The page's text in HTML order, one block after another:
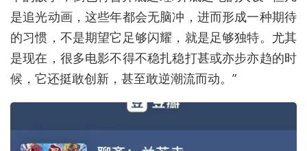
是追光动画，这些年都会无脑冲，进而形成一种期待
的习惯，不是期望它足够闪耀，就是足够独特。尤其
是现在，很多电影不得不稳扎稳打甚或亦步亦趋的时
候，它还挺敢创新，甚至敢逆潮流而动。”